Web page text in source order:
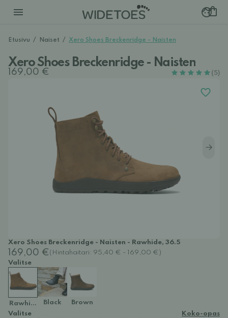
Etusivu / Naiset / Xero Shoes Breckenridge - Naisten
Xero Shoes Breckenridge - Naisten
169,00 € (5)
Xero Shoes Breckenridge - Naisten - Rawhide, 36.5
169,00 € (Hintahaitari: 95,40 € - 169,00 €)
Valitse
Rawhide Black
Brown
Valitse
Koko-opas